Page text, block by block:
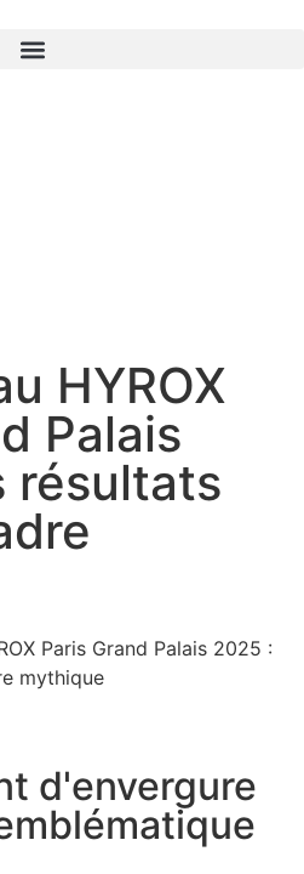
HYROX
Palais
résultats
Paris Grand Palais 2025 :
mythique
d'envergure